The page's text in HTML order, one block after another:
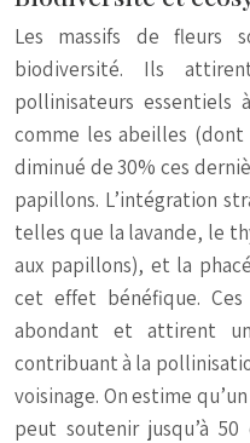
Les massifs de fleurs
biodiversité. Ils
pollinisateurs
comme les abeilles
diminué de 30% ces
papillons. L’intégration
telles que la lavande, le
aux papillons), et la
cet effet bénéfique.
abondant et attirent
contribuant à la
voisinage. On estime
peut soutenir jusqu’à 50